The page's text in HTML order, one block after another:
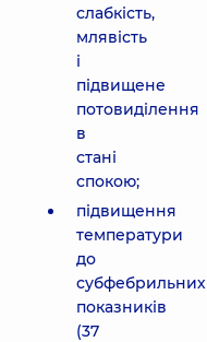
слабкість,
млявість
і
підвищене
потовиділення
в
стані
спокою;
підвищення
температури
до
субфебрильних
показників
(37